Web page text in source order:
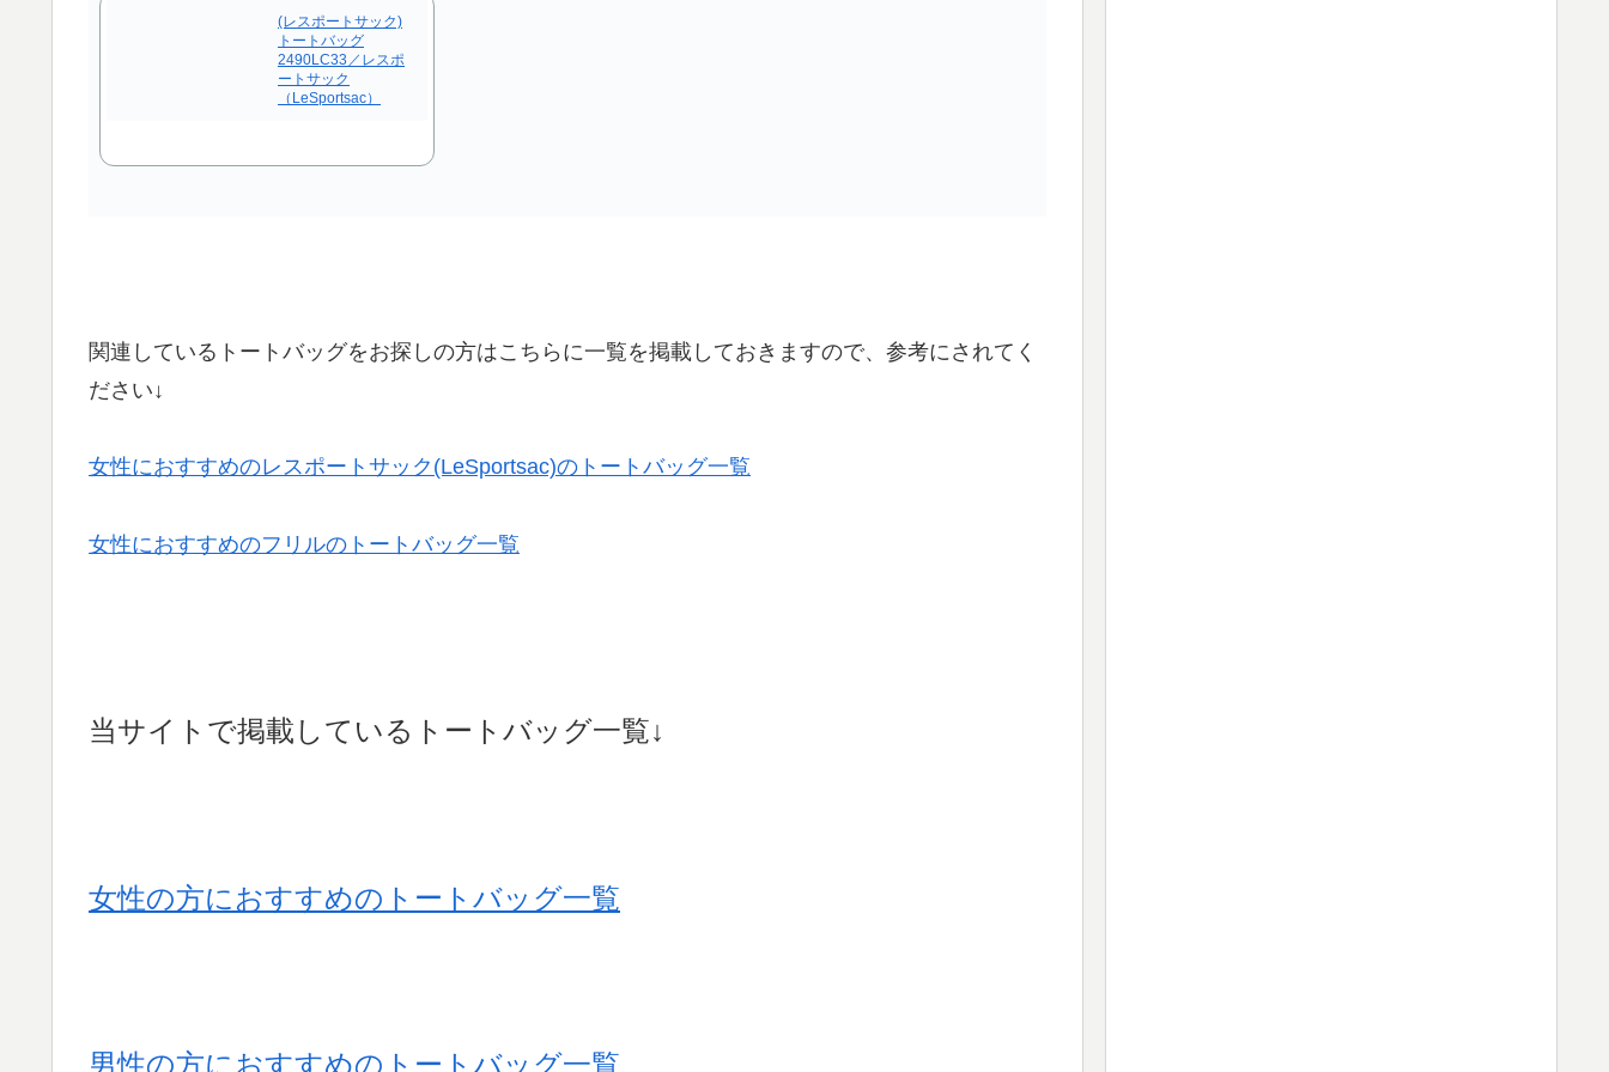
(レスポートサック)
トートバッグ
2490LC33／レスポ
ートサック
（LeSportsac）
関連しているトートバッグをお探しの方はこちらに一覧を掲載しておきますので、参考にされてく
ださい↓
女性におすすめのレスポートサック(LeSportsac)のトートバッグ一覧
女性におすすめのフリルのトートバッグ一覧
当サイトで掲載しているトートバッグ一覧↓
女性の方におすすめのトートバッグ一覧
男性の方におすすめのトートバッグ一覧